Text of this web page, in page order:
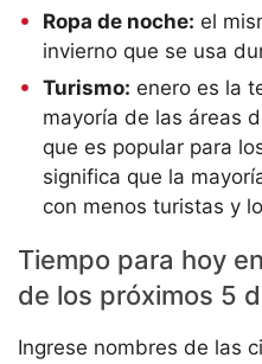
Ropa de noche: el
invierno que se usa
Turismo: enero es la
mayoría de las áreas
que es popular para
significa que la
con menos turistas y
Tiempo para hoy
de los próximos 5
Ingrese nombres de las